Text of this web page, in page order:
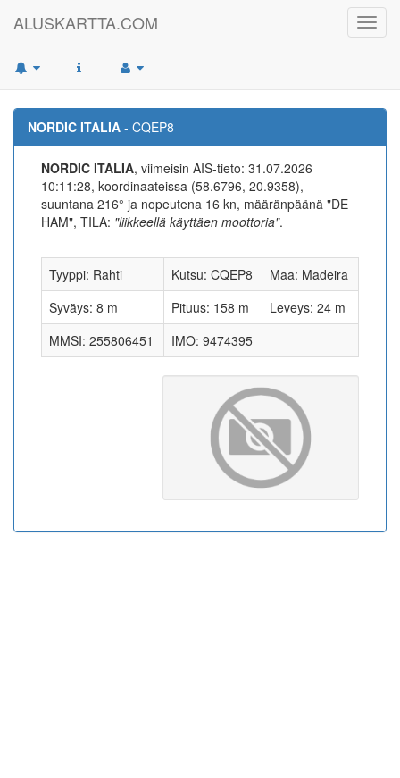
ALUSKARTTA.COM
NORDIC ITALIA - CQEP8
NORDIC ITALIA, viimeisin AIS-tieto: 31.07.2026
10:11:28, koordinaateissa (58.6796, 20.9358),
suuntana 216° ja nopeutena 16 kn, määränpäänä "DE
HAM", TILA: "liikkeellä käyttäen moottoria".
Tyyppi: Rahti Kutsu: CQEP8
Maa: Madeira
Syväys: 8 m
Pituus: 158 m
Leveys: 24 m
MMSI: 255806451
IMO: 9474395